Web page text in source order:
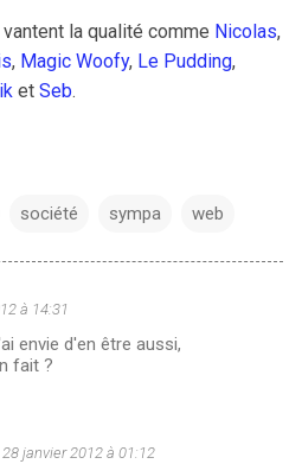
la qualité comme Nicolas,
, Magic Woofy, Le Pudding,
et Seb.
société sympa web
à 14:31
envie d'en être aussi,
fait ?
28 janvier 2012 à 01:12